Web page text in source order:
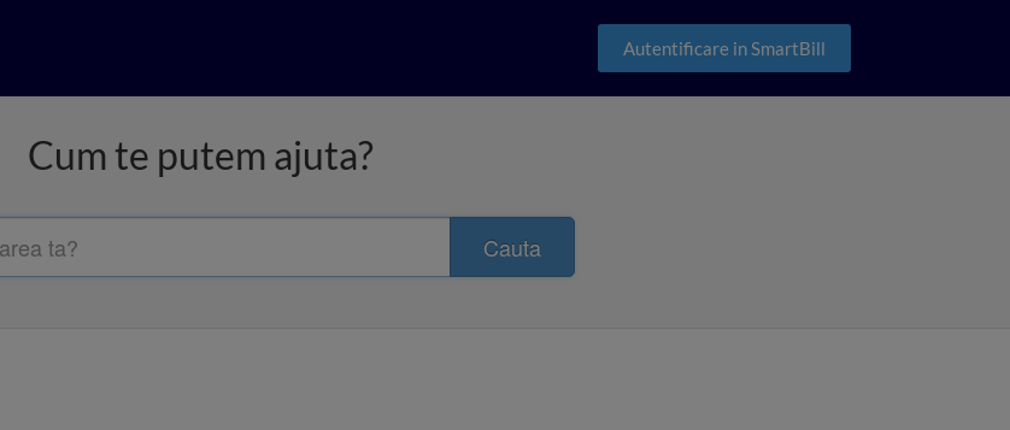
Autentificare in SmartBill
Cum te putem ajuta?
Cauta